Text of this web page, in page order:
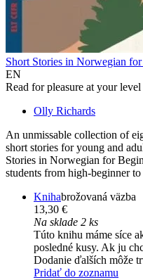
Short Stories in Norwegian
EN
Read for pleasure at your
Olly Richards
An unmissable collection of
short stories for young and
Stories in Norwegian for
students from high-beginner
Knihabrožovaná väzba
13,30 €
Na sklade 2 ks
Túto knihu máme síce
posledné kusy. Ak ju
Dodanie ďalších môže
Pridať do zoznamu